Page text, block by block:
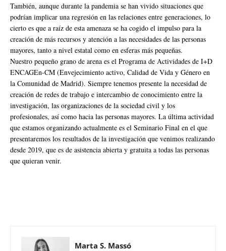
También, aunque durante la pandemia se han vivido situaciones que
podrían implicar una regresión en las relaciones entre generaciones, lo
cierto es que a raíz de esta amenaza se ha cogido el impulso para la
creación de más recursos y atención a las necesidades de las personas
mayores, tanto a nivel estatal como en esferas más pequeñas.
Nuestro pequeño grano de arena es el Programa de Actividades de I+D
ENCAGEn-CM (Envejecimiento activo, Calidad de Vida y Género en
la Comunidad de Madrid). Siempre tenemos presente la necesidad de
creación de redes de trabajo e intercambio de conocimiento entre la
investigación, las organizaciones de la sociedad civil y los
profesionales, así como hacia las personas mayores. La última actividad
que estamos organizando actualmente es el Seminario Final en el que
presentaremos los resultados de la investigación que venimos realizando
desde 2019, que es de asistencia abierta y gratuita a todas las personas
que quieran venir.
Marta S. Massó